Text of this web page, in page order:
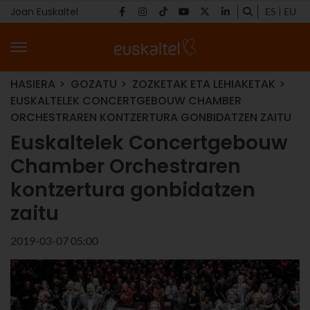
Joan Euskaltel ES EU
HASIERA GOZATU
ZOZKETAK ETA LEHIAKETAK
EUSKALTELEK CONCERTGEBOUW CHAMBER
ORCHESTRAREN KONTZERTURA GONBIDATZEN ZAITU
Euskaltelek Concertgebouw
Chamber Orchestraren
kontzertura gonbidatzen
zaitu
2019-03-07 05:00